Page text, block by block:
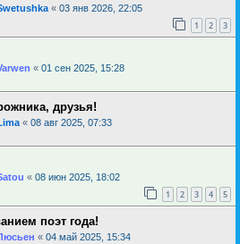
« 03 янв 2026, 22:05
1 2 3
« 01 сен 2025, 15:28
друзья!
« 08 авг 2025, 07:33
« 08 июн 2025, 18:02
1 2 3 4 5
поэт года!
« 04 май 2025, 15:34